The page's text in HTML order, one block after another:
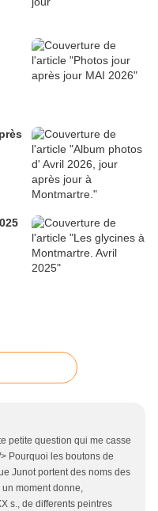
petite question qui me casse
Pourquoi les boutons de
Junot portent des noms des
moment donne,
s., de differents peintres